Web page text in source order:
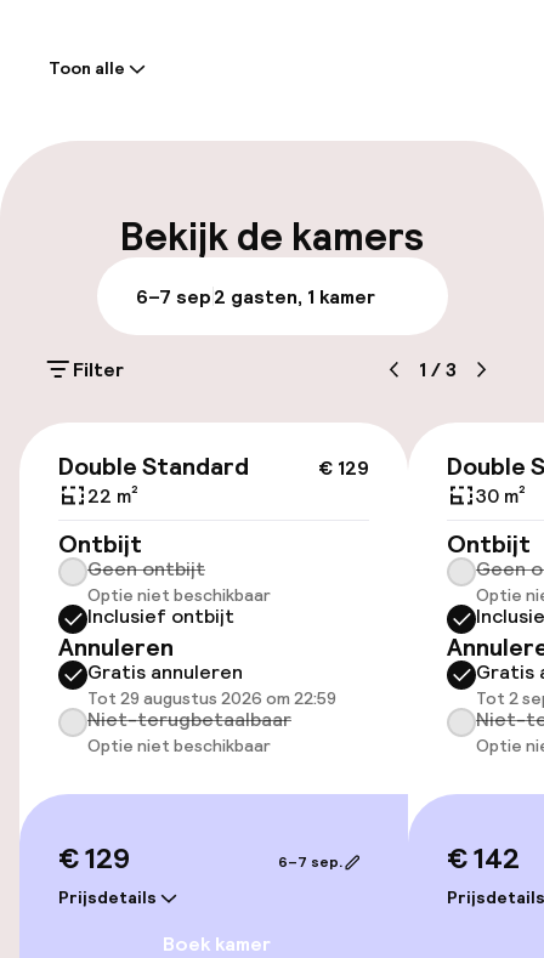
Bagageruimte
Parkeren & mobiliteit
Openbaar parkeren
Luchthavenshuttle
Zwemmen & wellness
Zoetwater buitenzwembad
Parasols
Turks stoombad (hamam)
Spa behandelingen
Massage
Entertainment
Gratis wifi
Tuin
Toon alle
Bekijk de kamers
6–7 sep2 gasten, 1 kamer
Filter 1 /3
€ 129
Double Standard
22 m²
Ontbijt
Geen ontbijt
Optie niet beschikbaar
Inclusief ontbijt
Annuleren
Gratis annuleren
Tot 29 augustus 2026 om 22:59
Niet-terugbetaalbaar
Optie niet beschikbaar
€ 129
Prijsdetails
6–7 sep.
Boek kamer
Double
30 m²
Ontbijt
Geen
Optie
Gratis
Tot 2
Niet-
Optie
€ 142
Prijsdetails